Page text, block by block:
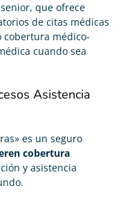
que ofrece
de citas médicas
cobertura médico-
cuando sea
Asistencia
es un seguro
cobertura
y asistencia